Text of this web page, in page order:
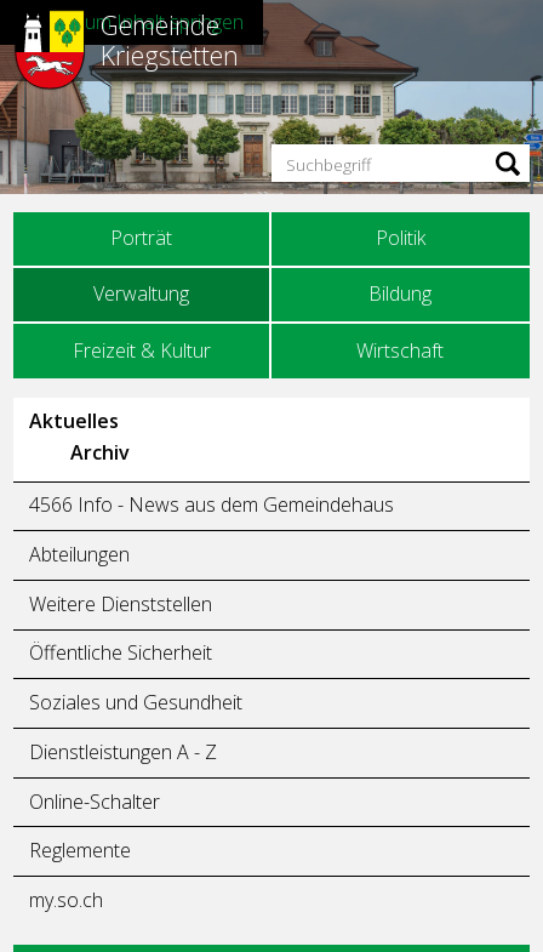
Direkt zum Inhalt springen
Hauptnavigation
Porträt Politik
Verwaltung Bildung
Freizeit & Kultur Wirtschaft
Gemeinde
Kriegstetten
Suchbegriff
Unternavigation
Aktuelles
Archiv
4566 Info - News aus dem Gemeindehaus
Abteilungen
Weitere Dienststellen
Öffentliche Sicherheit
Soziales und Gesundheit
Dienstleistungen A - Z
Online-Schalter
Reglemente
my.so.ch